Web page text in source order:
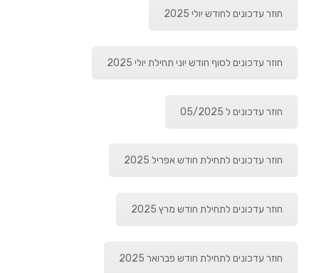
חוזר עדכונים לחודש יולי 2025
חוזר עדכונים לסוף חודש יוני תחילת יולי 2025
חוזר עדכונים ל 05/2025
חוזר עדכונים לתחילת חודש אפריל 2025
חוזר עדכונים לתחילת חודש מרץ 2025
חוזר עדכונים לתחילת חודש פברואר 2025